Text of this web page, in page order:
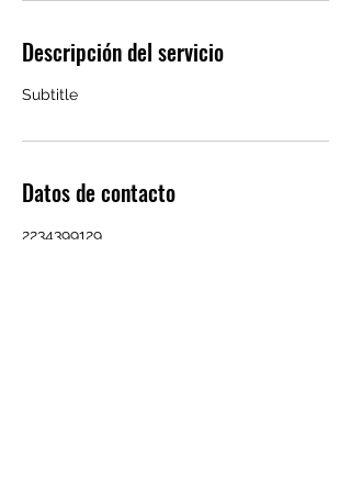
Descripción del servicio
Subtitle
Datos de contacto
2234399129